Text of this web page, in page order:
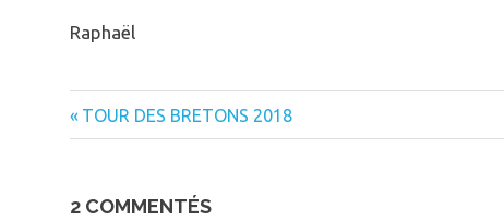
Raphaël
Navigation
l’article
Previous
Post:
TOUR DES BRETONS 2018
2 COMMENTÉS